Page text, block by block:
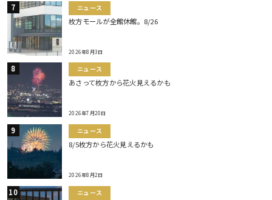
ニュース
枚方モールが全館休館。8/26
2026年8月3日
ニュース
あさって枚方から花火見えるかも
2026年7月20日
ニュース
8/5枚方から花火見えるかも
2026年8月2日
ニュース